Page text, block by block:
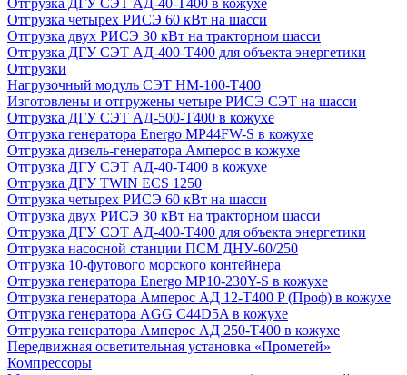
Отгрузка ДГУ СЭТ АД-40-Т400 в кожухе
Отгрузка четырех РИСЭ 60 кВт на шасси
Отгрузка двух РИСЭ 30 кВт на тракторном шасси
Отгрузка ДГУ СЭТ АД-400-Т400 для объекта энергетики
Отгрузки
Нагрузочный модуль СЭТ НМ-100-Т400
Изготовлены и отгружены четыре РИСЭ СЭТ на шасси
Отгрузка ДГУ СЭТ АД-500-Т400 в кожухе
Отгрузка генератора Energo MP44FW-S в кожухе
Отгрузка дизель-генератора Амперос в кожухе
Отгрузка ДГУ СЭТ АД-40-Т400 в кожухе
Отгрузка ДГУ TWIN ECS 1250
Отгрузка четырех РИСЭ 60 кВт на шасси
Отгрузка двух РИСЭ 30 кВт на тракторном шасси
Отгрузка ДГУ СЭТ АД-400-Т400 для объекта энергетики
Отгрузка насосной станции ПСМ ДНУ-60/250
Отгрузка 10-футового морского контейнера
Отгрузка генератора Energo MP10-230Y-S в кожухе
Отгрузка генератора Амперос АД 12-Т400 P (Проф) в кожухе
Отгрузка генератора AGG C44D5A в кожухе
Отгрузка генератора Амперос АД 250-Т400 в кожухе
Передвижная осветительная установка «Прометей»
Компрессоры